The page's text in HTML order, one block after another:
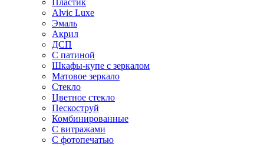
Пластик
Alvic Luxe
Эмаль
Акрил
ДСП
С патиной
Шкафы-купе с зеркалом
Матовое зеркало
Стекло
Цветное стекло
Пескоструй
Комбинированные
С витражами
С фотопечатью